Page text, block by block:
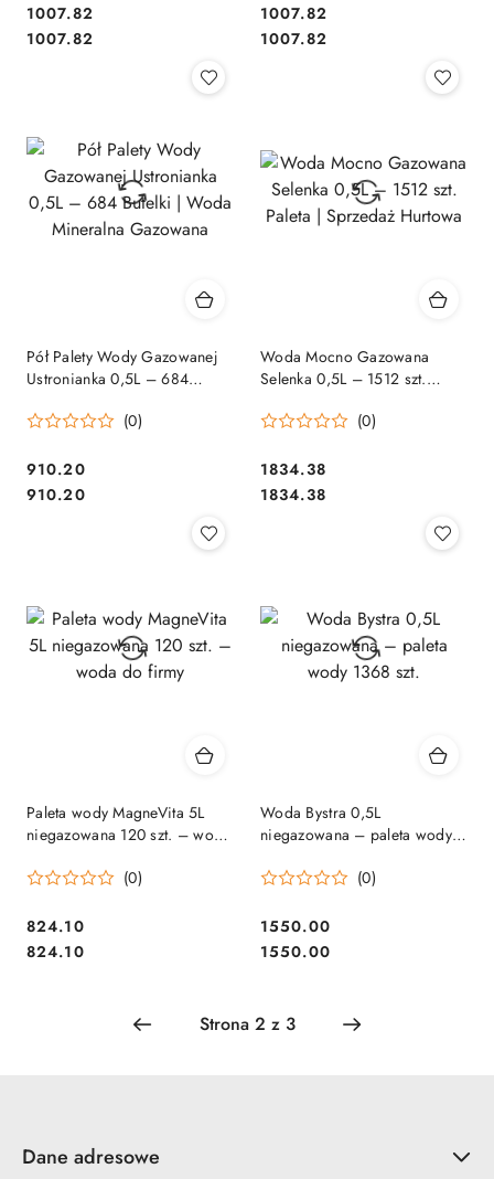
Cena:
1007.82
Cena:
1007.82 Cena:
1007.82
Cena:
1007.82
Pół Palety Wody Gazowanej
Ustronianka 0,5L – 684
Gazowana
(0)
Cena:
910.20
Cena:
910.20
Woda Mocno Gazowana
Selenka 0,5L – 1512 szt.
(0)
Cena:
1834.38
Cena:
1834.38
Paleta wody MagneVita 5L
niegazowana 120 szt. – woda
(0)
Cena:
824.10
Cena:
824.10
Woda Bystra 0,5L
niegazowana – paleta wody
(0)
Cena:
1550.00
Cena:
1550.00
Dane adresowe